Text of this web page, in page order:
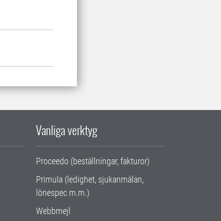
Vanliga verktyg
Proceedo (beställningar, fakturor)
Primula (ledighet, sjukanmälan,
lönespec m.m.)
Webbmejl